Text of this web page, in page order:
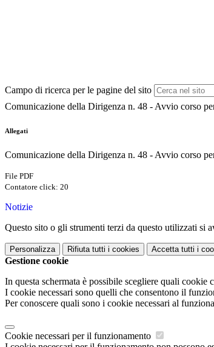
Campo di ricerca per le pagine del sito
Comunicazione della Dirigenza n. 48 - Avvio corso
Allegati
Comunicazione della Dirigenza n. 48 - Avvio corso
File PDF
Contatore click: 20
Notizie
Questo sito o gli strumenti terzi da questo utilizzati si
Personalizza Rifiuta tutti i cookies Accetta tutti i
Gestione cookie
In questa schermata è possibile scegliere quali cookie
I cookie necessari sono quelli che consentono il
Per conoscere quali sono i cookie necessari al
Cookie necessari per il funzionamento